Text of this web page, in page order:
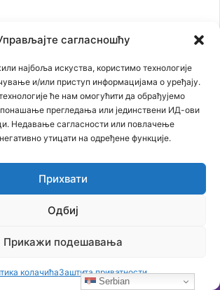
сагласношћу
најбоља искуства, користимо технологије
и/или приступ информацијама о уређају.
ће нам омогућити да обрађујемо
понашање прегледања или јединствени ИД-ови
Недавање сагласности или повлачење
утицати на одређене функције.
Прихвати
Одбиј
Прикажи подешавања
колачићаЗаштита приватности
броју убијених у Јасеновцу
Док сви други ћуте, ИТАЛИЈАНИ
о страдању СРБА!
Ђорђевића ТИГРОВ СКОК је
наследника Кума или Скарфејса, јер
СТАРУ 75 ГОДИНА: Лешеве из
на Kалемегдану!
Serbian